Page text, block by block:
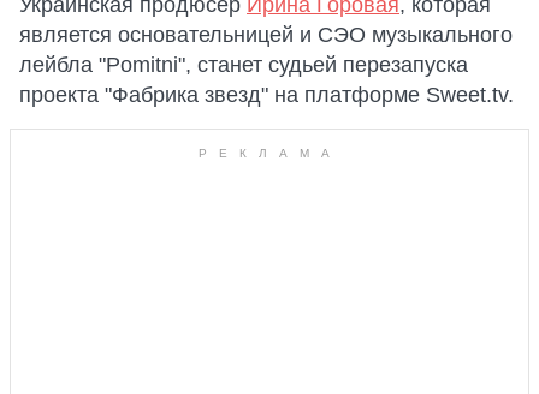
Украинская продюсер Ирина Горовая, которая
является основательницей и СЭО музыкального
лейбла "Pomitni", станет судьей перезапуска
проекта "Фабрика звезд" на платформе Sweet.tv.